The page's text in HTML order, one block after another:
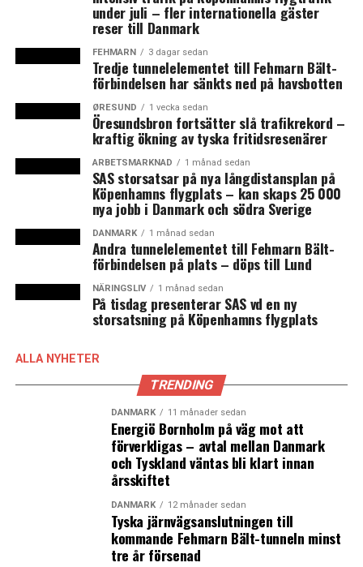
bege sig till Kødbyen, där det arrangeras stora
matmarknader under december månad.
Happy X-mas Trees. Visas på Rådhuspladsen fram till
julafton, samt i Øksnehallen under mellandagarna.
H.C. Andersens julemarked. Kultorvet. Öppet dagligen
t.o.m. 22 december.
Jul i Tivoli. Öppet dagligen under december månad.
Kødbyens madmarked. 5–6 december & 19–20 december.
Gästarbetares liv i serieform
Politikens recensent kallade Halfdan Piskets serieböcker
”det mest spännande som har hänt dansk seriekonst på
böckerna i en trilogi som handlar om hans pappa. James
Pisket lämnade Kurdistan på 70-talet och kom till
Danmark som gästarbetare. Den första boken handlar
om traumatiska upplevelser i Turkiet och den andra om
mötet med Danmark. Allt material bygger på intervjuer
och böckerna ger ett annorlunda perspektiv på det
danska samhället och på livet som invandrare. Den här
veckan visas även Halfdan Piskets verk på
konstutställningen Beauton Art Fair på Nørrebro.
Halfdan Pisket: ”Desertør” & ”Kakerlak”.
under juli – fler internationella gäster
reser till Danmark
FEHMARN 3 dagar sedan
Tredje tunnelelementet till Fehmarn Bält-
förbindelsen har sänkts ned på havsbotten
ØRESUND 1 vecka sedan
Öresundsbron fortsätter slå trafikrekord –
kraftig ökning av tyska fritidsresenärer
ARBETSMARKNAD 1 månad sedan
SAS storsatsar på nya långdistansplan på
Köpenhamns flygplats – kan skaps 25 000
nya jobb i Danmark och södra Sverige
DANMARK 1 månad sedan
Andra tunnelelementet till Fehmarn Bält-
förbindelsen på plats – döps till Lund
NÄRINGSLIV 1 månad sedan
På tisdag presenterar SAS vd en ny
storsatsning på Köpenhamns flygplats
ALLA NYHETER
TRENDING
DANMARK 11 månader sedan
Energiö Bornholm på väg mot att
förverkligas – avtal mellan Danmark
och Tyskland väntas bli klart innan
årsskiftet
DANMARK 12 månader sedan
Tyska järnvägsanslutningen till
kommande Fehmarn Bält-tunneln minst
tre år försenad